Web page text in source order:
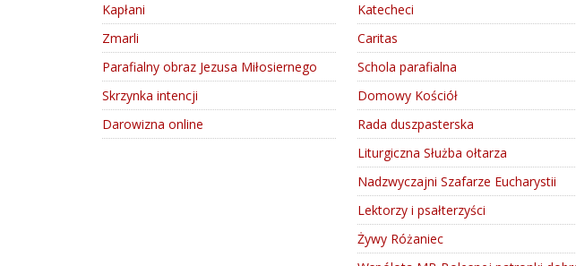
Kapłani
Zmarli
Parafialny obraz Jezusa Miłosiernego
Skrzynka intencji
Darowizna online
Katecheci
Caritas
Schola parafialna
Domowy Kościół
Rada duszpasterska
Liturgiczna Służba ołtarza
Nadzwyczajni Szafarze Eucharystii
Lektorzy i psałterzyści
Żywy Różaniec